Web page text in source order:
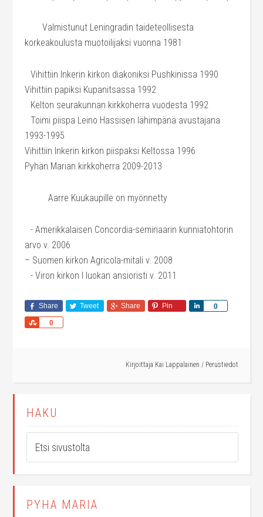
Valmistunut Leningradin taideteollisesta
korkeakoulusta muotoilijaksi vuonna 1981
Vihittiin Inkerin kirkon diakoniksi Pushkinissa 1990
Vihittiin papiksi Kupanitsassa 1992
Kelton seurakunnan kirkkoherra vuodesta 1992
Toimi piispa Leino Hassisen lähimpänä avustajana
1993-1995
Vihittiin Inkerin kirkon piispaksi Keltossa 1996
Pyhän Marian kirkkoherra 2009-2013
Aarre Kuukaupille on myönnetty
- Amerikkalaisen Concordia-seminaarin kunniatohtorin
arvo v. 2006
– Suomen kirkon Agricola-mitali v. 2008
- Viron kirkon I luokan ansioristi v. 2011
Share Tweet Share Pin 0
Share
0
Share
Kirjoittaja Kai Lappalainen / Perustiedot
HAKU
PYHÄ MARIA